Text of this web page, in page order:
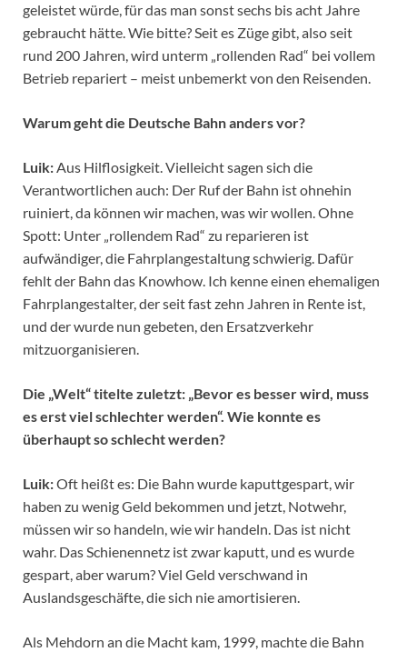
geleistet würde, für das man sonst sechs bis acht Jahre
gebraucht hätte. Wie bitte? Seit es Züge gibt, also seit
rund 200 Jahren, wird unterm „rollenden Rad“ bei vollem
Betrieb repariert – meist unbemerkt von den Reisenden.
Warum geht die Deutsche Bahn anders vor?
Luik:Aus Hilflosigkeit. Vielleicht sagen sich die
Verantwortlichen auch: Der Ruf der Bahn ist ohnehin
ruiniert, da können wir machen, was wir wollen. Ohne
Spott: Unter „rollendem Rad“ zu reparieren ist
aufwändiger, die Fahrplangestaltung schwierig. Dafür
fehlt der Bahn das Knowhow. Ich kenne einen ehemaligen
Fahrplangestalter, der seit fast zehn Jahren in Rente ist,
und der wurde nun gebeten, den Ersatzverkehr
mitzuorganisieren.
Die „Welt“ titelte zuletzt: „Bevor es besser wird, muss
es erst viel schlechter werden“. Wie konnte es
überhaupt so schlecht werden?
Luik:Oft heißt es: Die Bahn wurde kaputtgespart, wir
haben zu wenig Geld bekommen und jetzt, Notwehr,
müssen wir so handeln, wie wir handeln. Das ist nicht
wahr. Das Schienennetz ist zwar kaputt, und es wurde
gespart, aber warum? Viel Geld verschwand in
Auslandsgeschäfte, die sich nie amortisieren.
Als Mehdorn an die Macht kam, 1999, machte die Bahn